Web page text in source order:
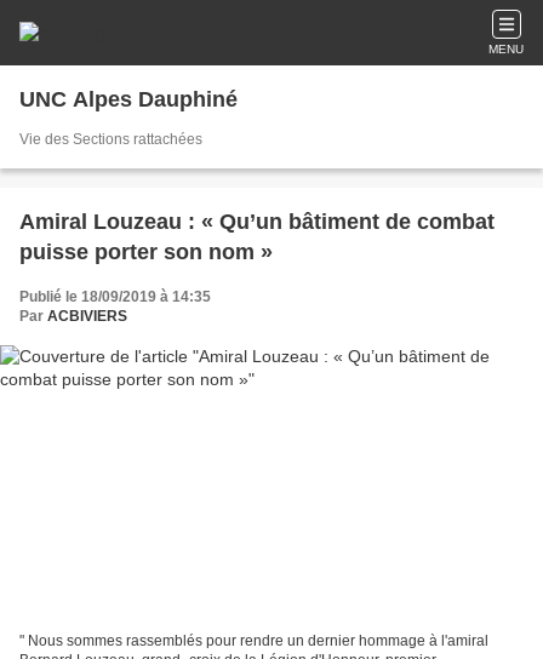
MENU
UNC Alpes Dauphiné
Vie des Sections rattachées
Amiral Louzeau : « Qu’un bâtiment de combat
puisse porter son nom »
Publié le 18/09/2019 à 14:35
Par ACBIVIERS
" Nous sommes rassemblés pour rendre un dernier hommage à l'amiral